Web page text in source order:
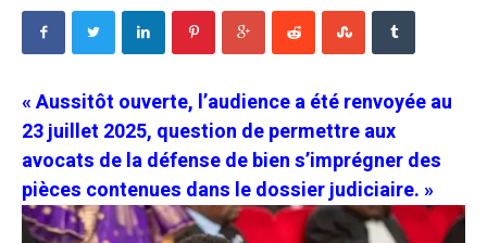
« Aussitôt ouverte, l’audience a été renvoyée au
23 juillet 2025, question de permettre aux
avocats de la défense de bien s’imprégner des
pièces contenues dans le dossier judiciaire. »